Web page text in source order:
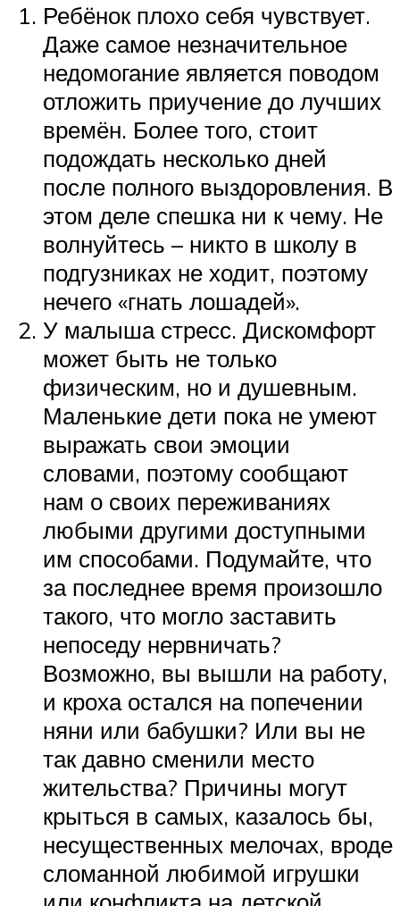
Ребёнок плохо себя чувствует.
Даже самое незначительное
недомогание является поводом
отложить приучение до лучших
времён. Более того, стоит
подождать несколько дней
после полного выздоровления. В
этом деле спешка ни к чему. Не
волнуйтесь – никто в школу в
подгузниках не ходит, поэтому
нечего «гнать лошадей».
У малыша стресс. Дискомфорт
может быть не только
физическим, но и душевным.
Маленькие дети пока не умеют
выражать свои эмоции
словами, поэтому сообщают
нам о своих переживаниях
любыми другими доступными
им способами. Подумайте, что
за последнее время произошло
такого, что могло заставить
непоседу нервничать?
Возможно, вы вышли на работу,
и кроха остался на попечении
няни или бабушки? Или вы не
так давно сменили место
жительства? Причины могут
крыться в самых, казалось бы,
несущественных мелочах, вроде
сломанной любимой игрушки